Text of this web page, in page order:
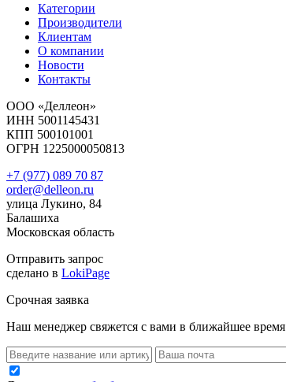
Категории
Производители
Клиентам
О компании
Новости
Контакты
ООО «Деллеон»
ИНН 5001145431
КПП 500101001
ОГРН 1225000050813
+7 (977) 089 70 87
order@delleon.ru
улица Лукино, 84
Балашиха
Московская область
Отправить запрос
сделано в LokiPage
Срочная заявка
Наш менеджер свяжется с вами в ближайшее время